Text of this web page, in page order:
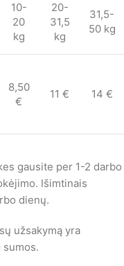
10-
20
kg
20-
31,5
kg
31,5-
50 kg
8,50
€
11 € 14 €
gausite per 1-2 darbo
Išimtinais
dienų.
užsakymą yra